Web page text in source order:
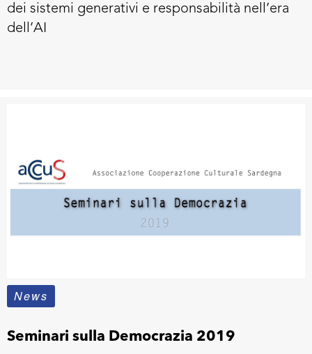
dei sistemi generativi e responsabilità nell’era
dell’AI
News
Seminari sulla Democrazia 2019